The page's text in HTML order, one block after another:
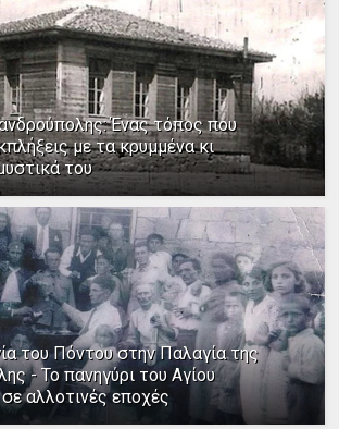
Ένας τόπος που
με τα κρυμμένα κι
του
του Πόντου στην Παλαγία της
- Το πανηγύρι του Αγίου
αλλοτινές εποχές